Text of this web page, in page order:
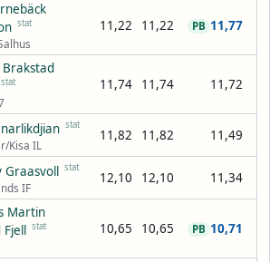
stat 11,22 11,22 11,77
PB
stat 11,74 11,74 11,72
stat
Kisa IL
11,82 11,82 11,49
Graasvoll stat
IF
12,10 12,10 11,34
Martin
Fjell stat 10,65 10,65 10,71
PB